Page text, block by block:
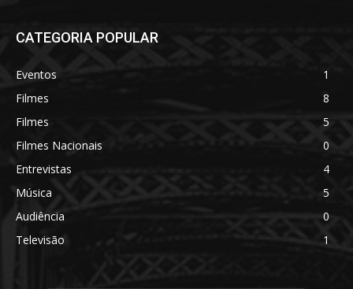
CATEGORIA POPULAR
Eventos
1
Filmes
8
Filmes
5
Filmes Nacionais
0
Entrevistas
4
Música
5
Audiência
0
Televisão
1